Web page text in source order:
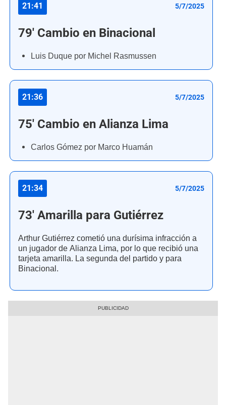
21:41 5/7/2025
79' Cambio en Binacional
Luis Duque por Michel Rasmussen
21:36 5/7/2025
75' Cambio en Alianza Lima
Carlos Gómez por Marco Huamán
21:34 5/7/2025
73' Amarilla para Gutiérrez
Arthur Gutiérrez cometió una durísima infracción a
un jugador de Alianza Lima, por lo que recibió una
tarjeta amarilla. La segunda del partido y para
Binacional.